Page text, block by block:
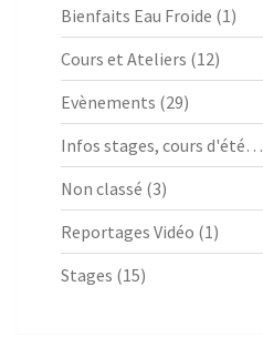
Bienfaits Eau Froide (1)
Cours et Ateliers (12)
Evènements (29)
Infos stages, cours d'été…
Non classé (3)
Reportages Vidéo (1)
Stages (15)